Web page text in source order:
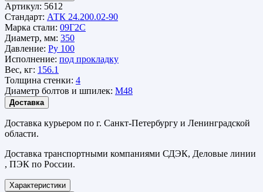
Артикул: 5612
Стандарт: АТК 24.200.02-90
Марка стали: 09Г2С
Диаметр, мм: 350
Давление: Ру 100
Исполнение: под прокладку
Вес, кг: 156.1
Толщина стенки: 4
Диаметр болтов и шпилек: М48
Доставка
Доставка курьером по г. Санкт-Петербургу и Ленинградской
области.
Доставка транспортными компаниями СДЭК, Деловые линии
, ПЭК по России.
Характеристики